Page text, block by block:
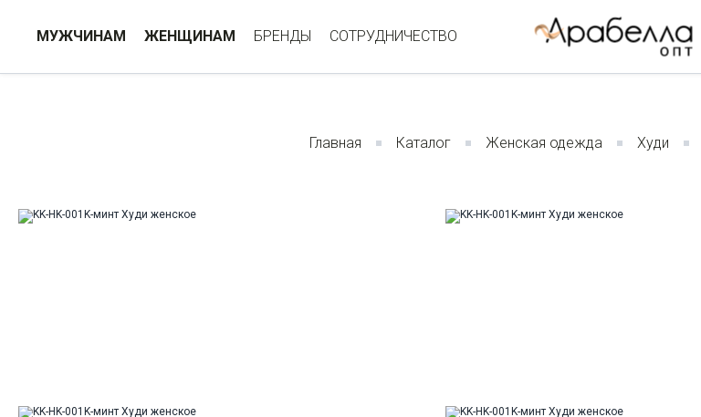
МУЖЧИНАМ ЖЕНЩИНАМ БРЕНДЫ СОТРУДНИЧЕСТВО
Главная Каталог Женская одежда Худи